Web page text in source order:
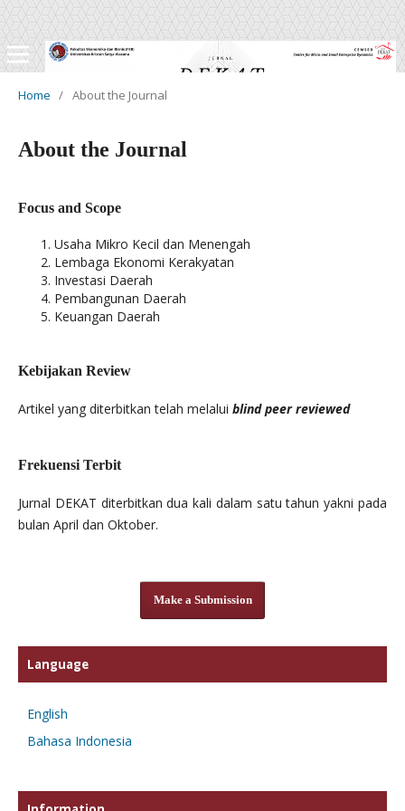
Home / About the Journal
About the Journal
Focus and Scope
Usaha Mikro Kecil dan Menengah
Lembaga Ekonomi Kerakyatan
Investasi Daerah
Pembangunan Daerah
Keuangan Daerah
Kebijakan Review
Artikel yang diterbitkan telah melalui blind peer reviewed
Frekuensi Terbit
Jurnal DEKAT diterbitkan dua kali dalam satu tahun yakni pada
bulan April dan Oktober.
Make a Submission
Language
English
Bahasa Indonesia